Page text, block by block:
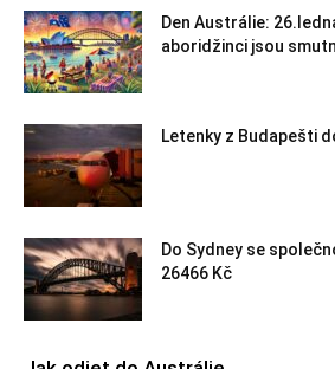
Den Austrálie:
aboridžinci jsou
Letenky z Budapešti
Do Sydney se
26466 Kč